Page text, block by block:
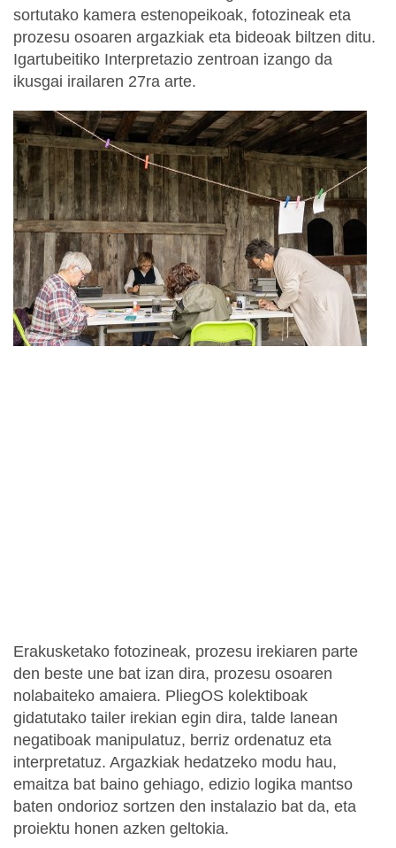
sortutako kamera estenopeikoak, fotozineak eta
prozesu osoaren argazkiak eta bideoak biltzen ditu.
Igartubeitiko Interpretazio zentroan izango da
ikusgai irailaren 27ra arte.
Erakusketako fotozineak, prozesu irekiaren parte
den beste une bat izan dira, prozesu osoaren
nolabaiteko amaiera. PliegOS kolektiboak
gidatutako tailer irekian egin dira, talde lanean
negatiboak manipulatuz, berriz ordenatuz eta
interpretatuz. Argazkiak hedatzeko modu hau,
emaitza bat baino gehiago, edizio logika mantso
baten ondorioz sortzen den instalazio bat da, eta
proiektu honen azken geltokia.